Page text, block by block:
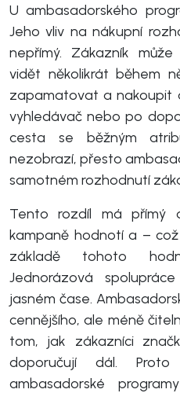
U ambasadorského
Jeho vliv na nákupní
nepřímý. Zákazník
vidět několikrát během
zapamatovat a nakoupit
vyhledávač nebo po
cesta se běžným
nezobrazí, přesto
samotném rozhodnutí
Tento rozdíl má
kampaně hodnotí a –
základě tohoto
Jednorázová
jasném čase.
cennějšího, ale méně
tom, jak zákazníci
doporučují dál.
ambasadorské